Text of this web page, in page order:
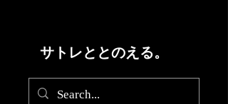
サトレととのえる。